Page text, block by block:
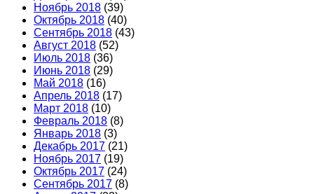
Ноябрь 2018 (39)
Октябрь 2018 (40)
Сентябрь 2018 (43)
Август 2018 (52)
Июль 2018 (36)
Июнь 2018 (29)
Май 2018 (16)
Апрель 2018 (17)
Март 2018 (10)
Февраль 2018 (8)
Январь 2018 (3)
Декабрь 2017 (21)
Ноябрь 2017 (19)
Октябрь 2017 (24)
Сентябрь 2017 (8)